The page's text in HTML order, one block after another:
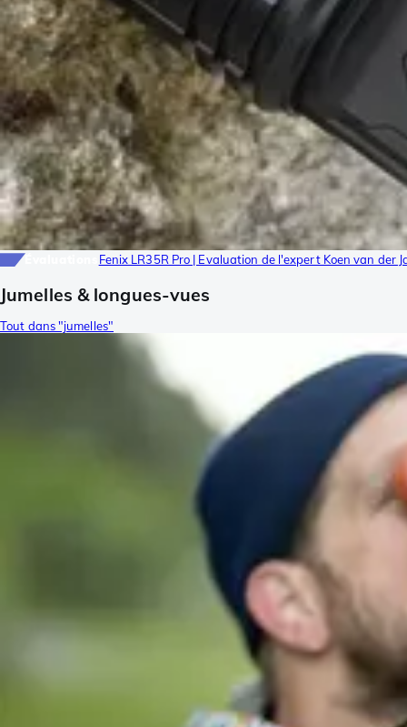
Fenix LR35R Pro | Evaluation de l'expert Koen van der
Jumelles & longues-vues
Tout dans "jumelles"